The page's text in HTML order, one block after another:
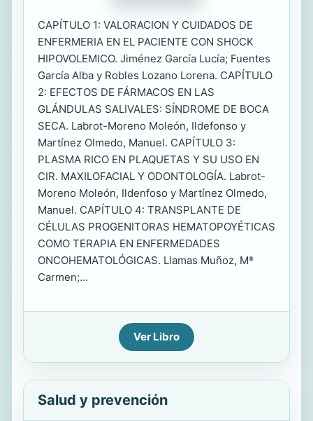
CAPÍTULO 1: VALORACION Y CUIDADOS DE
ENFERMERIA EN EL PACIENTE CON SHOCK
HIPOVOLEMICO. Jiménez García Lucía; Fuentes
García Alba y Robles Lozano Lorena. CAPÍTULO
2: EFECTOS DE FÁRMACOS EN LAS
GLÁNDULAS SALIVALES: SÍNDROME DE BOCA
SECA. Labrot-Moreno Moleón, Ildefonso y
Martínez Olmedo, Manuel. CAPÍTULO 3:
PLASMA RICO EN PLAQUETAS Y SU USO EN
CIR. MAXILOFACIAL Y ODONTOLOGÍA. Labrot-
Moreno Moleón, Ildenfoso y Martínez Olmedo,
Manuel. CAPÍTULO 4: TRANSPLANTE DE
CÉLULAS PROGENITORAS HEMATOPOYÉTICAS
COMO TERAPIA EN ENFERMEDADES
ONCOHEMATOLÓGICAS. Llamas Muñoz, Mª
Carmen;...
Ver Libro
Salud y prevención